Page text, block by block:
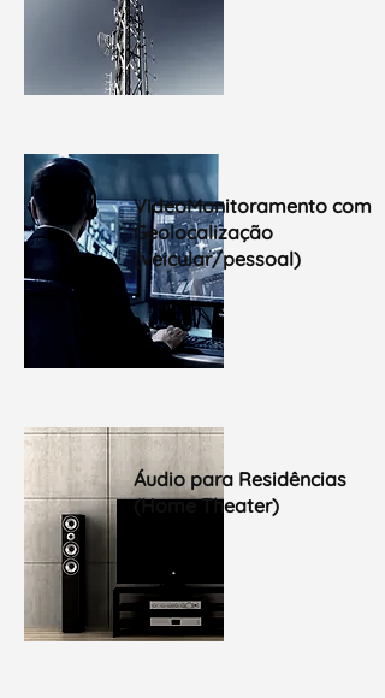
VideoMonitoramento com
Geolocalização
(veicular/pessoal)
Áudio para Residências
(Home Theater)